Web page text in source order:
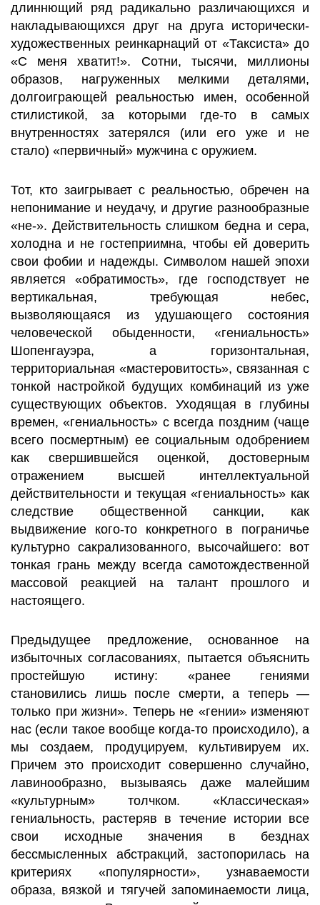
длиннющий ряд радикально различающихся и
накладывающихся друг на друга исторически-
художественных реинкарнаций от «Таксиста» до
«С меня хватит!». Сотни, тысячи, миллионы
образов, нагруженных мелкими деталями,
долгоиграющей реальностью имен, особенной
стилистикой, за которыми где-то в самых
внутренностях затерялся (или его уже и не
стало) «первичный» мужчина с оружием.
Тот, кто заигрывает с реальностью, обречен на
непонимание и неудачу, и другие разнообразные
«не-». Действительность слишком бедна и сера,
холодна и не гостеприимна, чтобы ей доверить
свои фобии и надежды. Символом нашей эпохи
является «обратимость», где господствует не
вертикальная, требующая небес,
вызволяющаяся из удушающего состояния
человеческой обыденности, «гениальность»
Шопенгауэра, а горизонтальная,
территориальная «мастеровитость», связанная с
тонкой настройкой будущих комбинаций из уже
существующих объектов. Уходящая в глубины
времен, «гениальность» с всегда поздним (чаще
всего посмертным) ее социальным одобрением
как свершившейся оценкой, достоверным
отражением высшей интеллектуальной
действительности и текущая «гениальность» как
следствие общественной санкции, как
выдвижение кого-то конкретного в пограничье
культурно сакрализованного, высочайшего: вот
тонкая грань между всегда самотождественной
массовой реакцией на талант прошлого и
настоящего.
Предыдущее предложение, основанное на
избыточных согласованиях, пытается объяснить
простейшую истину: «ранее гениями
становились лишь после смерти, а теперь —
только при жизни». Теперь не «гении» изменяют
нас (если такое вообще когда-то происходило), а
мы создаем, продуцируем, культивируем их.
Причем это происходит совершенно случайно,
лавинообразно, вызываясь даже малейшим
«культурным» толчком. «Классическая»
гениальность, растеряв в течение истории все
свои исходные значения в безднах
бессмысленных абстракций, застопорилась на
критериях «популярности», узнаваемости
образа, вязкой и тягучей запоминаемости лица,